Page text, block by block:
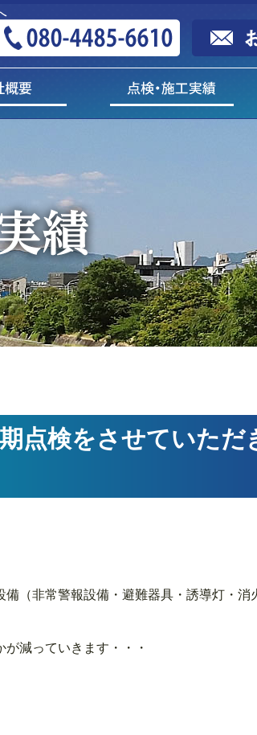
点検をさせていただ
（非常警報設備・避難器具・誘導灯・消
減っていきます・・・